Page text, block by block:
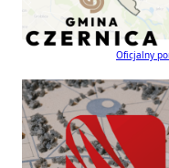
Oficjalny